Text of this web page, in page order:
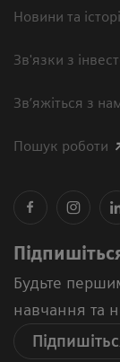
Новини та
Зв'язки з
Зв’яжіться з
Пошук роботи
Будьте
навчання та